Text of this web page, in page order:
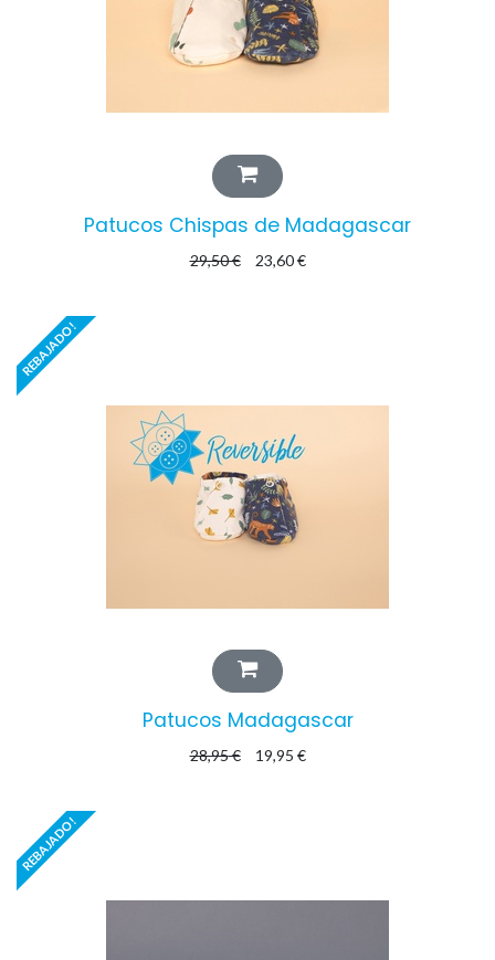
Patucos Chispas de Madagascar
29,50€ 23,60€
Patucos Madagascar
28,95€ 19,95 €
REBAJADO!
REBAJADO!